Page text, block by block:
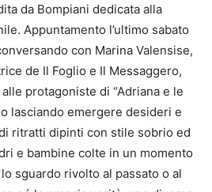
da Bompiani dedicata alla
Appuntamento l’ultimo sabato
con Marina Valensise,
de Il Foglio e Il Messaggero,
protagoniste di “Adriana e le
lasciando emergere desideri e
ritratti dipinti con stile sobrio ed
e bambine colte in un momento
sguardo rivolto al passato o al